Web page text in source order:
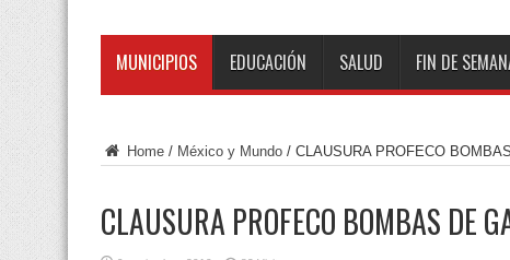
MUNICIPIOS EDUCACIÓN SALUD FIN DE
Home / México y Mundo / CLAUSURA PROFECO
CLAUSURA PROFECO BOMBAS DE